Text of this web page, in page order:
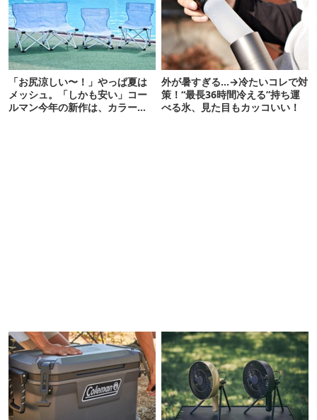
「お尻涼しい〜！」やっぱ夏は
メッシュ。「しかも安い」コー
ルマン今年の新作は、カラーも
外が暑すぎる…→冷たいコレで対
策！“最長36時間冷える”持ち運
べる氷、見た目もカッコいい！